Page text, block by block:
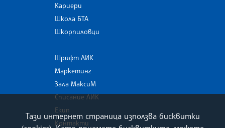
Кариери
Школа БТА
Шкорпиловци
Шрифт ЛИК
Маркетинг
Зала МаксиМ
Списание ЛИК
Екип
Контакти
Тази интернет страница използва бисквитки